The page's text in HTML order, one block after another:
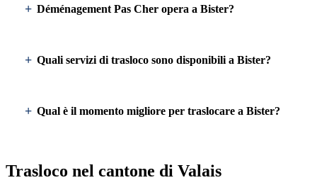
Déménagement Pas Cher opera a Bister?
Quali servizi di trasloco sono disponibili a Bister?
Qual è il momento migliore per traslocare a Bister?
Trasloco nel cantone di Valais